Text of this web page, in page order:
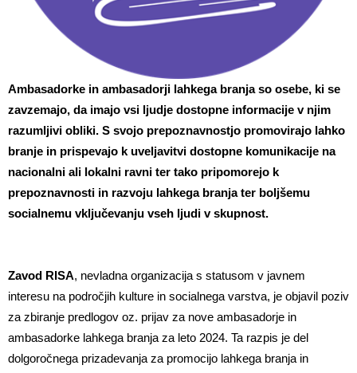
Ambasadorke in ambasadorji lahkega branja so osebe, ki se
zavzemajo, da imajo vsi ljudje dostopne informacije v njim
razumljivi obliki. S svojo prepoznavnostjo promovirajo lahko
branje in prispevajo k uveljavitvi dostopne komunikacije na
nacionalni ali lokalni ravni ter tako pripomorejo k
prepoznavnosti in razvoju lahkega branja ter boljšemu
socialnemu vključevanju vseh ljudi v skupnost.
Zavod RISA, nevladna organizacija s statusom v javnem
interesu na področjih kulture in socialnega varstva, je objavil poziv
za zbiranje predlogov oz. prijav za nove ambasadorje in
ambasadorke lahkega branja za leto 2024. Ta razpis je del
dolgoročnega prizadevanja za promocijo lahkega branja in